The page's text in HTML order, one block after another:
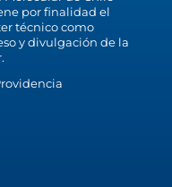
por finalidad el
técnico como
y divulgación de la